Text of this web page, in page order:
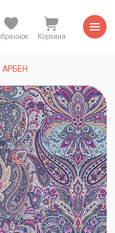
Корзина
АРБЕН